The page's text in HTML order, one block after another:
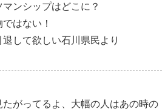
ンシップはどこに？
はない！
して欲しい石川県民より
がってるよ、大幅の人はあの時の